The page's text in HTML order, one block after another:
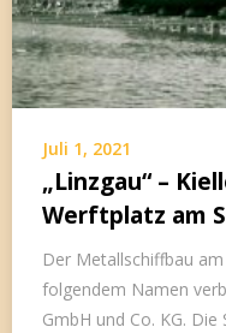
Juli 1, 2021
„Linzgau“ –
Werftplatz am
Der Metallschiffbau
folgendem Namen
GmbH und Co. KG.